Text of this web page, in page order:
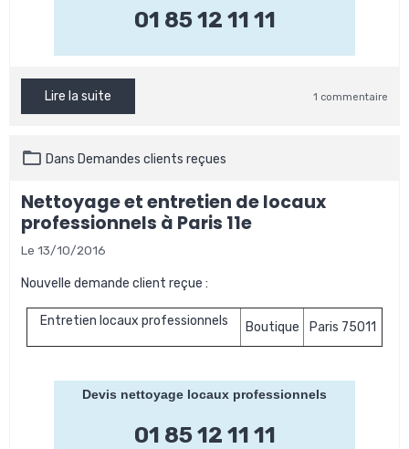
01 85 12 11 11
Lire la suite 1 commentaire
Dans Demandes clients reçues
Nettoyage et entretien de locaux
professionnels à Paris 11e
Le 13/10/2016
Nouvelle demande client reçue :
Entretien locaux professionnels Boutique Paris 75011
Devis nettoyage locaux professionnels
01 85 12 11 11